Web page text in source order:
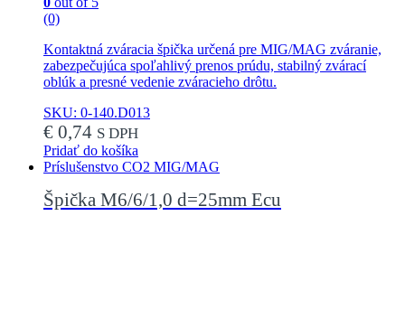
(0)
Kontaktná zváracia špička určená pre MIG/MAG zváranie,
zabezpečujúca spoľahlivý prenos prúdu, stabilný zvárací
oblúk a presné vedenie zváracieho drôtu.
SKU: 0-140.D013
€ 0,74 S DPH
Pridať do košíka
Príslušenstvo CO2 MIG/MAG
Špička M6/6/1,0 d=25mm Ecu